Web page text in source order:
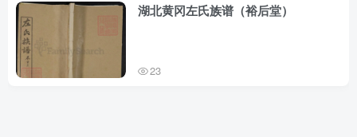
湖北黄冈左氏族谱（裕后堂）
23